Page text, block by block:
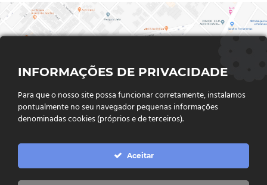
FALE CONOSCO
Endereço:Rua Said Abdalla, Nº 310, Jardim Rio Claro. CEP
75802-035, Jataí - GO
INFORMAÇÕES DE PRIVACIDADE
Para que o nosso site possa funcionar corretamente, instalamos
pontualmente no seu navegador pequenas informações
denominadas cookies (próprios e de terceiros).
Aceitar